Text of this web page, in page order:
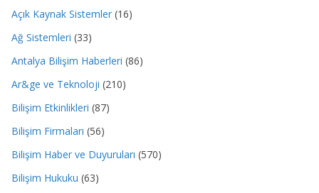
Açık Kaynak Sistemler (16)
Ağ Sistemleri (33)
Antalya Bilişim Haberleri (86)
Ar&ge ve Teknoloji (210)
Bilişim Etkinlikleri (87)
Bilişim Firmaları (56)
Bilişim Haber ve Duyuruları (570)
Bilişim Hukuku (63)